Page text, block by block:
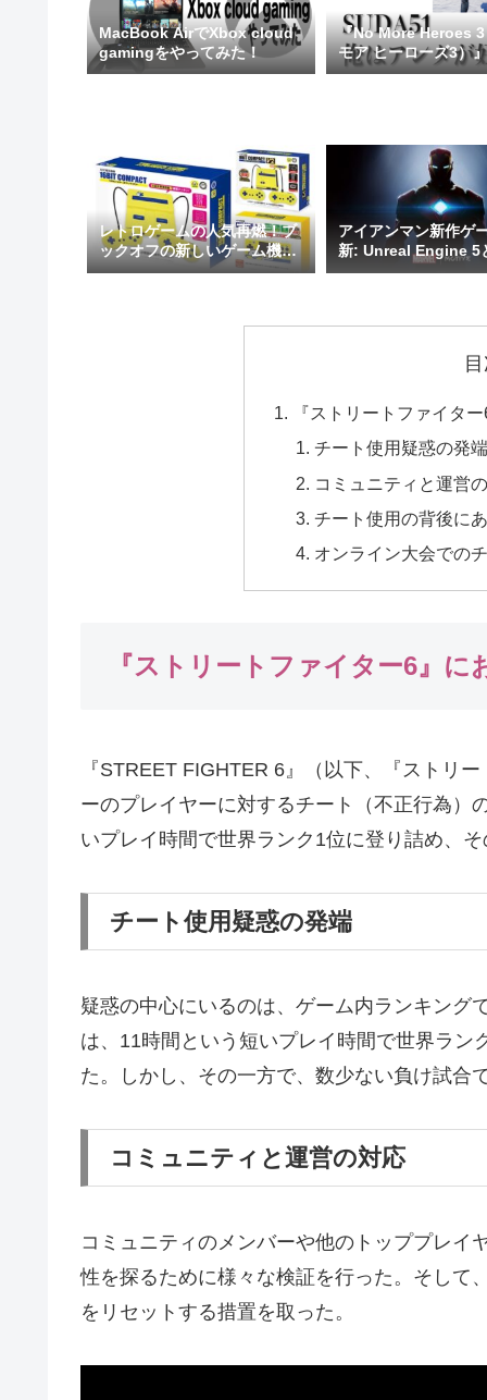
MacBook AirでXbox cloud
gamingをやってみた！
『No More Heroes 3
モア ヒーローズ3）
レビュー（ネタバレ
レトロゲームの人気再燃！ブ
ックオフの新しいゲーム機が
注目を集める理由
アイアンマン新作ゲ
新: Unreal Engine 5
Motive Studioが紡
『ストリートファイタ
チート使用疑惑の発端
コミュニティと運営
チート使用の背後に
オンライン大会での
『ストリートファイター6』
『STREET FIGHTER 6』（以下、『ストリ
ーのプレイヤーに対するチート（不正行為）
いプレイ時間で世界ランク1位に登り詰め、
チート使用疑惑の発端
疑惑の中心にいるのは、ゲーム内ランキング
は、11時間という短いプレイ時間で世界ラ
た。しかし、その一方で、数少ない負け試合
コミュニティと運営の対応
コミュニティのメンバーや他のトッププレイ
性を探るために様々な検証を行った。そして
をリセットする措置を取った。